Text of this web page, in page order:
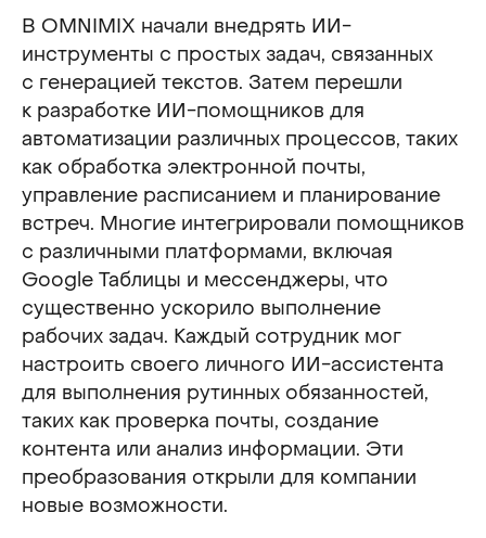
В OMNIMIX начали внедрять ИИ-
инструменты с простых задач, связанных
с генерацией текстов. Затем перешли
к разработке ИИ-помощников для
автоматизации различных процессов, таких
как обработка электронной почты,
управление расписанием и планирование
встреч. Многие интегрировали помощников
с различными платформами, включая
Google Таблицы и мессенджеры, что
существенно ускорило выполнение
рабочих задач. Каждый сотрудник мог
настроить своего личного ИИ-ассистента
для выполнения рутинных обязанностей,
таких как проверка почты, создание
контента или анализ информации. Эти
преобразования открыли для компании
новые возможности.